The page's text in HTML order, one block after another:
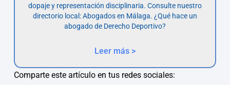
dopaje y representación disciplinaria. Consulte nuestro
directorio local: Abogados en Málaga. ¿Qué hace un
abogado de Derecho Deportivo?
Leer más >
Comparte este artículo en tus redes sociales: